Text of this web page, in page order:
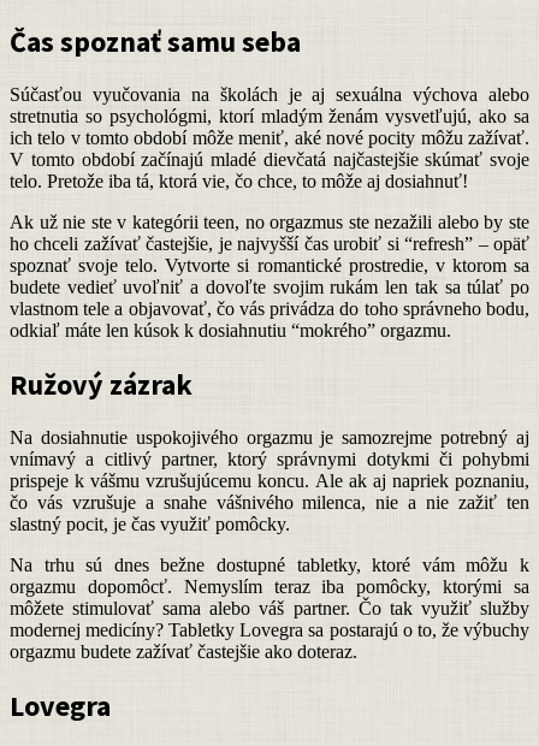
Čas spoznať samu seba
Súčasťou vyučovania na školách je aj sexuálna výchova alebo
stretnutia so psychológmi, ktorí mladým ženám vysvetľujú, ako sa
ich telo v tomto období môže meniť, aké nové pocity môžu zažívať.
V tomto období začínajú mladé dievčatá najčastejšie skúmať svoje
telo. Pretože iba tá, ktorá vie, čo chce, to môže aj dosiahnuť!
Ak už nie ste v kategórii teen, no orgazmus ste nezažili alebo by ste
ho chceli zažívať častejšie, je najvyšší čas urobiť si “refresh” – opäť
spoznať svoje telo. Vytvorte si romantické prostredie, v ktorom sa
budete vedieť uvoľniť a dovoľte svojim rukám len tak sa túlať po
vlastnom tele a objavovať, čo vás privádza do toho správneho bodu,
odkiaľ máte len kúsok k dosiahnutiu “mokrého” orgazmu.
Ružový zázrak
Na dosiahnutie uspokojivého orgazmu je samozrejme potrebný aj
vnímavý a citlivý partner, ktorý správnymi dotykmi či pohybmi
prispeje k vášmu vzrušujúcemu koncu. Ale ak aj napriek poznaniu,
čo vás vzrušuje a snahe vášnivého milenca, nie a nie zažiť ten
slastný pocit, je čas využiť pomôcky.
Na trhu sú dnes bežne dostupné tabletky, ktoré vám môžu k
orgazmu dopomôcť. Nemyslím teraz iba pomôcky, ktorými sa
môžete stimulovať sama alebo váš partner. Čo tak využiť služby
modernej medicíny? Tabletky Lovegra sa postarajú o to, že výbuchy
orgazmu budete zažívať častejšie ako doteraz.
Lovegra